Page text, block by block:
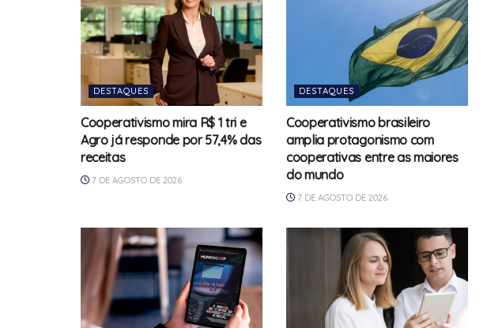
DESTAQUES
Cooperativismo mira R$ 1 tri e
Agro já responde por 57,4% das
receitas
7 DE AGOSTO DE 2026
DESTAQUES
Cooperativismo brasileiro
amplia protagonismo com
cooperativas entre as maiores
do mundo
7 DE AGOSTO DE 2026